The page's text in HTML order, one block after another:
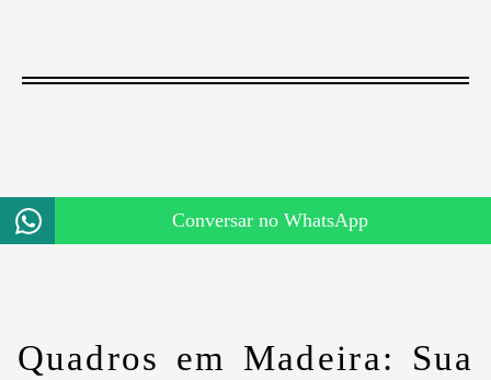
Conversar no WhatsApp
Quadros em Madeira: Sua